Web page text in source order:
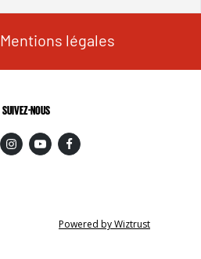
Mentions légales
SUIVEZ-NOUS
Powered by Wiztrust